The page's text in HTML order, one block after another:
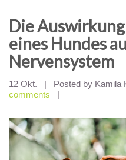
Die
eines Hundes
Nervensystem
12 Okt. | Posted by Kamila
comments
|